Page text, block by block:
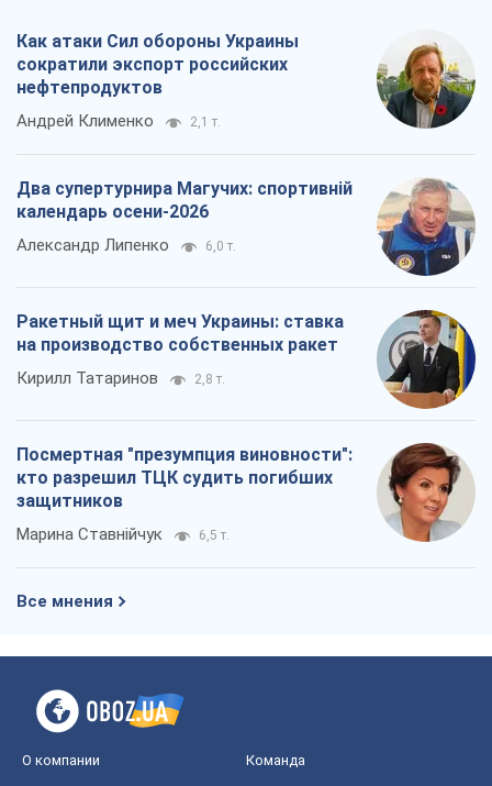
Как атаки Сил обороны Украины
сократили экспорт российских
нефтепродуктов
Андрей Клименко 2,1 т.
Два супертурнира Магучих: спортивній
календарь осени-2026
Александр Липенко 6,0 т.
Ракетный щит и меч Украины: ставка
на производство собственных ракет
Кирилл Татаринов 2,8 т.
Посмертная "презумпция виновности":
кто разрешил ТЦК судить погибших
защитников
Марина Ставнійчук 6,5 т.
Все мнения
О компании Команда